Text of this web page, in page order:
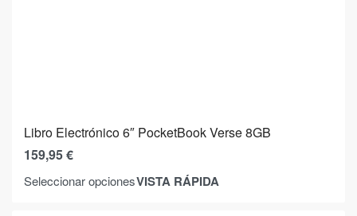
Libro Electrónico 6″ PocketBook Verse 8GB
159,95€
Seleccionar opcionesVISTA RÁPIDA